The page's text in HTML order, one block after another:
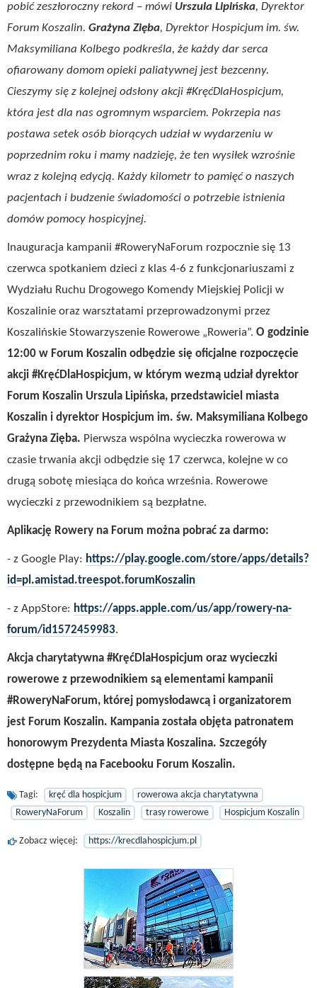
pobić zeszłoroczny rekord – mówi Urszula Lipińska, Dyrektor
Forum Koszalin. Grażyna Zięba, Dyrektor Hospicjum im. św.
Maksymiliana Kolbego podkreśla, że każdy dar serca
ofiarowany domom opieki paliatywnej jest bezcenny.
Cieszymy się z kolejnej odsłony akcji #KręćDlaHospicjum,
która jest dla nas ogromnym wsparciem. Pokrzepia nas
postawa setek osób biorących udział w wydarzeniu w
poprzednim roku i mamy nadzieję, że ten wysiłek wzrośnie
wraz z kolejną edycją. Każdy kilometr to pamięć o naszych
pacjentach i budzenie świadomości o potrzebie istnienia
domów pomocy hospicyjnej.
Inauguracja kampanii #RoweryNaForum rozpocznie się 13
czerwca spotkaniem dzieci z klas 4-6 z funkcjonariuszami z
Wydziału Ruchu Drogowego Komendy Miejskiej Policji w
Koszalinie oraz warsztatami przeprowadzonymi przez
Koszalińskie Stowarzyszenie Rowerowe „Roweria”. O godzinie
12:00 w Forum Koszalin odbędzie się oficjalne rozpoczęcie
akcji #KręćDlaHospicjum, w którym wezmą udział dyrektor
Forum Koszalin Urszula Lipińska, przedstawiciel miasta
Koszalin i dyrektor Hospicjum im. św. Maksymiliana Kolbego
Grażyna Zięba. Pierwsza wspólna wycieczka rowerowa w
czasie trwania akcji odbędzie się 17 czerwca, kolejne w co
drugą sobotę miesiąca do końca września. Rowerowe
wycieczki z przewodnikiem są bezpłatne.
Aplikację Rowery na Forum można pobrać za darmo:
- z Google Play: https://play.google.com/store/apps/details?
id=pl.amistad.treespot.forumKoszalin
- z AppStore: https://apps.apple.com/us/app/rowery-na-
forum/id1572459983.
Akcja charytatywna #KręćDlaHospicjum oraz wycieczki
rowerowe z przewodnikiem są elementami kampanii
#RoweryNaForum, której pomysłodawcą i organizatorem
jest Forum Koszalin. Kampania została objęta patronatem
honorowym Prezydenta Miasta Koszalina. Szczegóły
dostępne będą na Facebooku Forum Koszalin.
Tagi: kręć dla hospicjum
rowerowa akcja charytatywna
RoweryNaForum
Koszalin trasy rowerowe Hospicjum Koszalin
Zobacz więcej: https://krecdlahospicjum.pl